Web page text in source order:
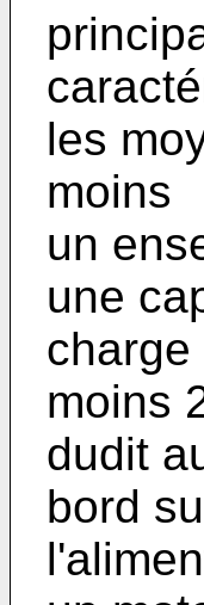
les
moins
un
une
moins
dudit
bord